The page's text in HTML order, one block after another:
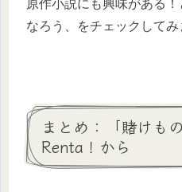
原作小説にも興味がある
なろう、をチェックしてみ
まとめ：「賭けも
Renta！から